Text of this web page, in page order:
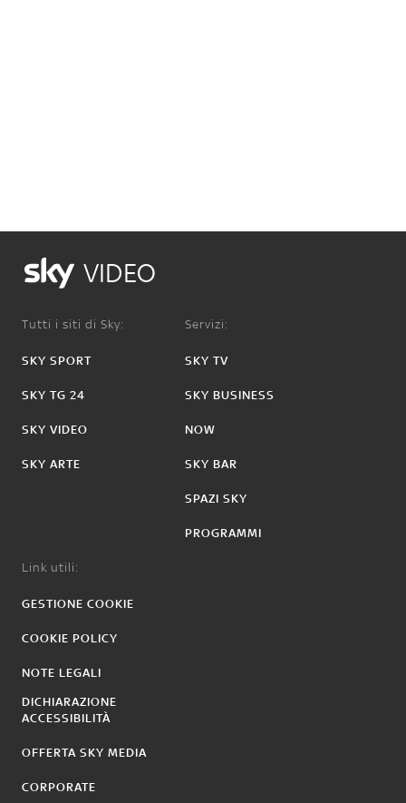
VIDEO
Tutti i siti di Sky:
SKY SPORT
SKY TG 24
SKY VIDEO
SKY ARTE
Servizi:
SKY TV
SKY BUSINESS
NOW
SKY BAR
SPAZI SKY
PROGRAMMI
Link utili:
GESTIONE COOKIE
COOKIE POLICY
NOTE LEGALI
DICHIARAZIONE
ACCESSIBILITÀ
OFFERTA SKY MEDIA
CORPORATE